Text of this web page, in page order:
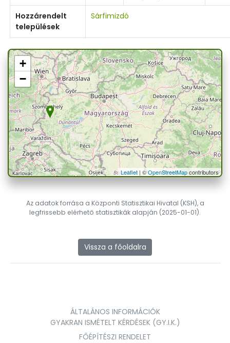
Hozzárendelt
települések
Sárfimizdó
+
−
Leaflet| ©OpenStreetMapcontributors
Az adatok forrása a Központi Statisztikai Hivatal (KSH), a
legfrissebb elérhető statisztikák alapján (2025-01-01).
Vissza a főoldalra
ÁLTALÁNOS INFORMÁCIÓK
GYAKRAN ISMÉTELT KÉRDÉSEK (GY.I.K.)
FŐÉPÍTÉSZI RENDELET